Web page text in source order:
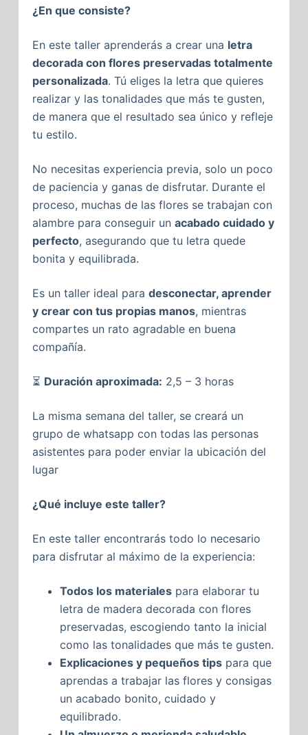
¿En que consiste?
En este taller aprenderás a crear una letra
decorada con flores preservadas totalmente
personalizada. Tú eliges la letra que quieres
realizar y las tonalidades que más te gusten,
de manera que el resultado sea único y refleje
tu estilo.
No necesitas experiencia previa, solo un poco
de paciencia y ganas de disfrutar. Durante el
proceso, muchas de las flores se trabajan con
alambre para conseguir un acabado cuidado y
perfecto, asegurando que tu letra quede
bonita y equilibrada.
Es un taller ideal para desconectar, aprender
y crear con tus propias manos, mientras
compartes un rato agradable en buena
compañía.
⏳ Duración aproximada: 2,5 – 3 horas
La misma semana del taller, se creará un
grupo de whatsapp con todas las personas
asistentes para poder enviar la ubicación del
lugar
¿Qué incluye este taller?
En este taller encontrarás todo lo necesario
para disfrutar al máximo de la experiencia:
Todos los materialespara elaborar tu
letra de madera decorada con flores
preservadas, escogiendo tanto la inicial
como las tonalidades que más te gusten.
Explicaciones y pequeños tipspara que
aprendas a trabajar las flores y consigas
un acabado bonito, cuidado y
equilibrado.